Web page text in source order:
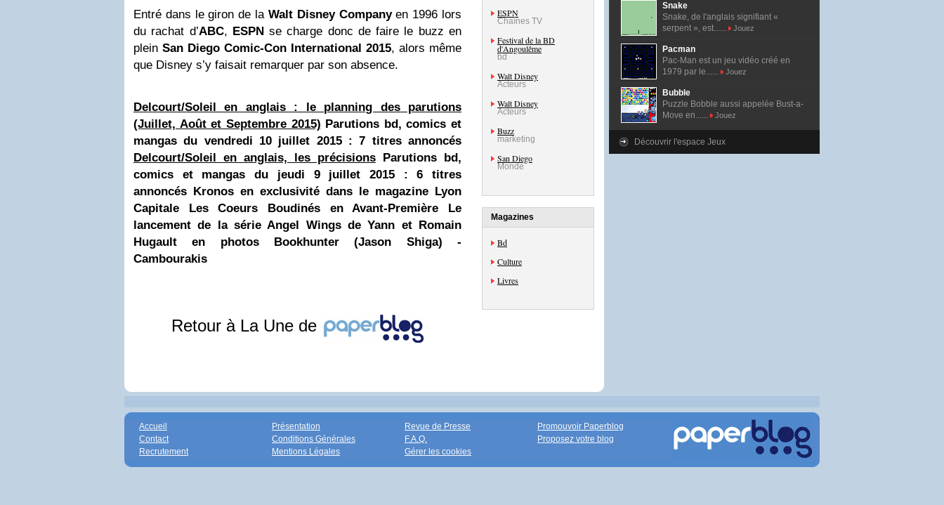
Entré dans le giron de la Walt Disney Companyen 1996 lors
du rachat d’ABC, ESPNse charge donc de faire le buzz en
plein San Diego Comic-Con International 2015, alors même
que Disney s’y faisait remarquer par son absence.
Delcourt/Soleil en anglais : le planning des parutions
(Juillet, Août et Septembre 2015) Parutions bd, comics et
mangas du vendredi 10 juillet 2015 : 7 titres annoncés
Delcourt/Soleil en anglais, les précisions Parutions bd,
comics et mangas du jeudi 9 juillet 2015 : 6 titres
annoncés Kronos en exclusivité dans le magazine Lyon
Capitale
Les Coeurs Boudinés en Avant-Première
Le
lancement de la série Angel Wings de Yann et Romain
Hugault en photos
Bookhunter (Jason Shiga) -
Cambourakis
Retour à La Une de
ESPN
Chaînes TV
Festival de la BD
d'Angoulême
bd
Walt Disney
Acteurs
Walt Disney
Acteurs
Buzz
marketing
San Diego
Monde
Magazines
Bd
Culture
Livres
Snake
Snake, de l'anglais signifiant «
serpent », est......
Jouez
Pacman
Pac-Man est un jeu vidéo créé en
1979 par le......
Jouez
Bubble
Puzzle Bobble aussi appelée Bust-a-
Move en......
Jouez
Découvrir l'espace Jeux
Accueil
Contact
Recrutement
Présentation
Conditions Générales
Mentions Légales
Revue de Presse
F.A.Q.
Gérer les cookies
Promouvoir Paperblog
Proposez votre blog